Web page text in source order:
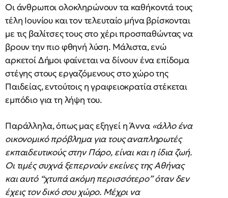
Οι άνθρωποι ολοκληρώνουν τα καθήκοντά τους
τέλη Ιουνίου και τον τελευταίο μήνα βρίσκονται
με τις βαλίτσες τους στο χέρι προσπαθώντας να
βρουν την πιο φθηνή λύση. Μάλιστα, ενώ
αρκετοί Δήμοι φαίνεται να δίνουν ένα επίδομα
στέγης στους εργαζόμενους στο χώρο της
Παιδείας, εντούτοις η γραφειοκρατία στέκεται
εμπόδιο για τη λήψη του.
Παράλληλα, όπως μας εξηγεί η Άννα «άλλο ένα
οικονομικό πρόβλημα για τους αναπληρωτές
εκπαιδευτικούς στην Πάρο, είναι και η ίδια ζωή.
Οι τιμές συχνά ξεπερνούν εκείνες της Αθήνας
και αυτό “χτυπά ακόμη περισσότερο” όταν δεν
έχεις τον δικό σου χώρο. Μέχρι να